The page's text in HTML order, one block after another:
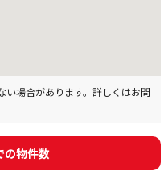
場合があります。詳しくはお問
の物件数